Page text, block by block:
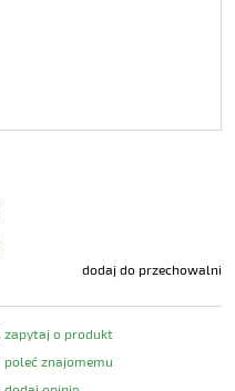
dodaj do przechowalni
zapytaj o produkt
poleć znajomemu